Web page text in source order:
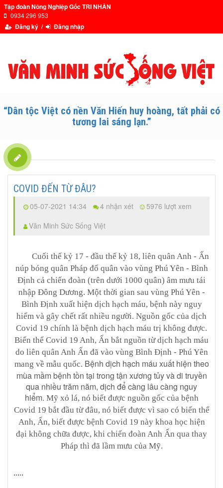
Tập đoàn Nông Nghiệp Gốc TRI NHÂN
0934 296 953
Đăng ký / Đăng nhập
“Dân tộc Việt có nền Văn Hiến huy hoàng, tất phải có
tương lai sáng lạn.”
COVID ĐẾN TỪ ĐÂU?
05-07-2021 14:34 4 nhận xét
5976 lượt xem
Văn Minh Sức Sống Việt
Cuối thế kỷ 17 - đầu thế kỷ 18, liên quân Anh - Ấn
núp bóng quân Pháp đổ quân vào vùng Phú Yên - Bình
Định cả chiến đoàn (trên dưới 1000 quân) âm mưu tái
nhập Đông Dương. Một thời gian sau vùng Phú Yên -
Bình Định xuất hiện dịch hạch máu, bệnh này nguy
hiểm và gây chết rất nhiều người. Nguồn gốc của dịch
Covid 19 chính là bệnh dịch hạch máu trị không được.
Biến thể Covid 19 Anh, Ấn bắt nguồn từ dịch hạch máu
do liên quân Anh Ấn đã vào vùng Bình Định - Phú Yên
mang về mẫu quốc. Bệnh dịch hạch máu xuất hiện theo
mùa mầm bệnh tồn tại trong tận xương tủy và di truyền
qua nhiều trăm năm, dịch để càng lâu càng nguy
hiểm. Mỹ xỏ lá, nó biết được nguồn gốc của bệnh
Covid 19 bắt đầu từ đâu, nó biết được vì sao có biến thể
Anh, Ấn, biết được bệnh Covid 19 này khoa học hiện
đại không chữa được, khi chiến đoàn Anh Ấn qua thay
Pháp thì đã lầm mưu của Mỹ.
.....